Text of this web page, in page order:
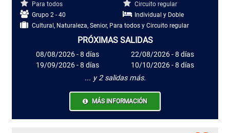
Para todos
Circuito regular
Grupo 2 - 40
Individual y Doble
Cultural, Naturaleza, Senior, Para todos y Circuito regular
PRÓXIMAS SALIDAS
08/08/2026 - 8 días
22/08/2026 - 8 días
19/09/2026 - 8 días
10/10/2026 - 8 días
... y 2 salidas más.
MÁS INFORMACIÓN